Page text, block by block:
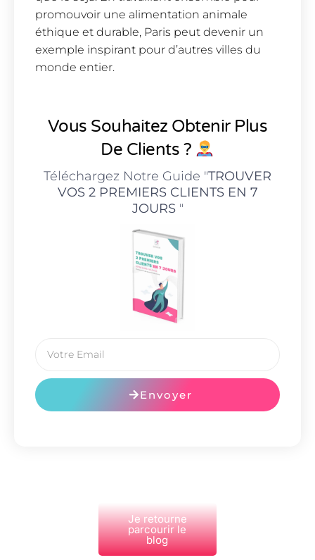
promouvoir une alimentation animale
éthique et durable, Paris peut devenir un
exemple inspirant pour d’autres villes du
monde entier.
Vous Souhaitez Obtenir Plus
De Clients ?
Téléchargez Notre Guide "TROUVER
VOS 2 PREMIERS CLIENTS EN 7
JOURS"
Envoyer
Je retourne
parcourir le
blog